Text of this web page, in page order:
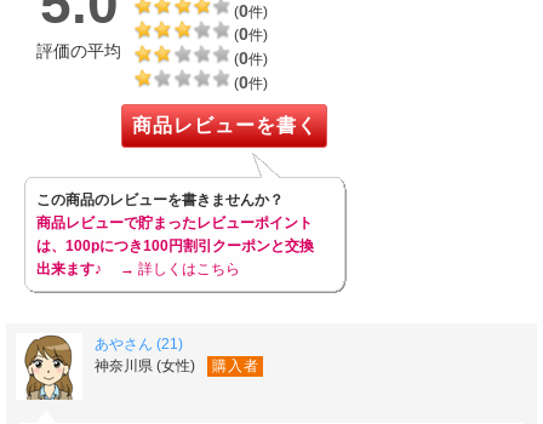
評価の平均
(0件)
(0件)
(0件)
(0件)
商品レビューを書く
この商品のレビューを書きませんか？
商品レビューで貯まったレビューポイント
は、100pにつき100円割引クーポンと交換
出来ます♪
→ 詳しくはこちら
あやさん (21)
神奈川県 (女性)
購入者